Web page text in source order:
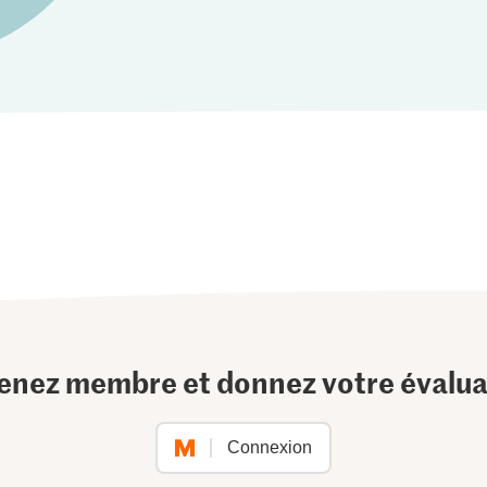
membre et donnez votre
Connexion